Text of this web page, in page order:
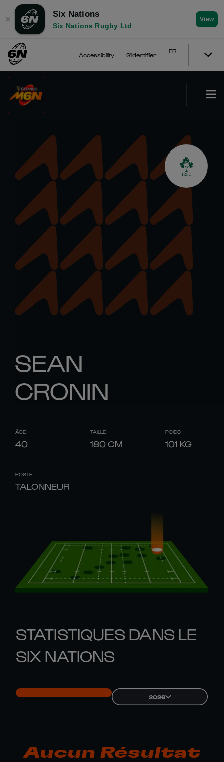
✕
Six Nations
Six Nations Rugby Ltd
View
Accessibility S'identifier
FR
SEAN
CRONIN
ÂGE
40
TAILLE
180CM
POIDS
101 KG
POSTE
TALONNEUR
STATISTIQUES DANS LE
SIX NATIONS
2026
Aucun Résultat